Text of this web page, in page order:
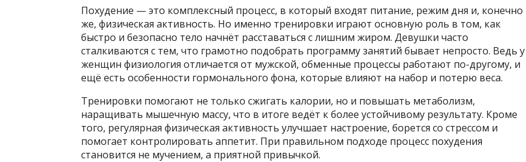
Похудение — это комплексный процесс, в который входят питание, режим дня и, конечно
же, физическая активность. Но именно тренировки играют основную роль в том, как
быстро и безопасно тело начнёт расставаться с лишним жиром. Девушки часто
сталкиваются с тем, что грамотно подобрать программу занятий бывает непросто. Ведь у
женщин физиология отличается от мужской, обменные процессы работают по-другому, и
ещё есть особенности гормонального фона, которые влияют на набор и потерю веса.
Тренировки помогают не только сжигать калории, но и повышать метаболизм,
наращивать мышечную массу, что в итоге ведёт к более устойчивому результату. Кроме
того, регулярная физическая активность улучшает настроение, борется со стрессом и
помогает контролировать аппетит. При правильном подходе процесс похудения
становится не мучением, а приятной привычкой.